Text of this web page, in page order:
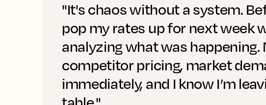
"It's chaos without a system.
pop my rates up for next week
analyzing what was happening.
competitor pricing, market
immediately, and I know I’m